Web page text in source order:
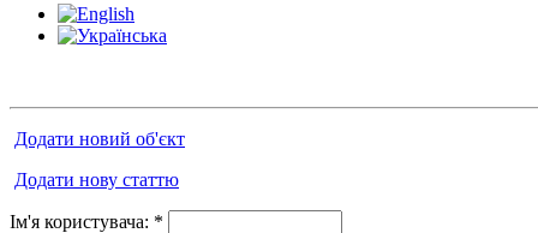
Додати новий об'єкт
Додати нову статтю
Ім'я користувача: *